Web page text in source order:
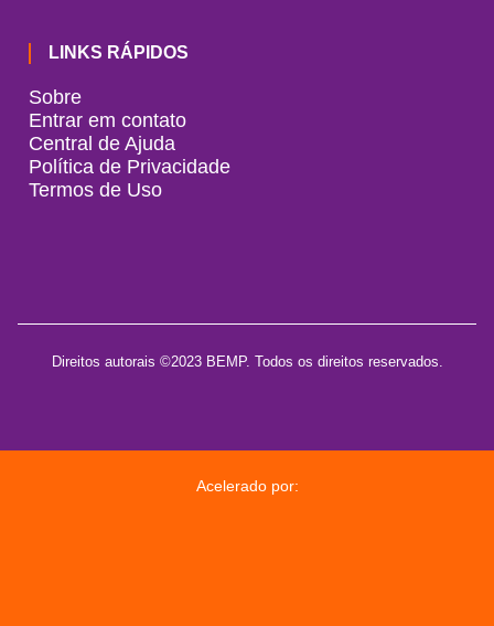
LINKS RÁPIDOS
Sobre
Entrar em contato
Central de Ajuda
Política de Privacidade
Termos de Uso
Direitos autorais ©2023 BEMP. Todos os direitos reservados.
Acelerado por: